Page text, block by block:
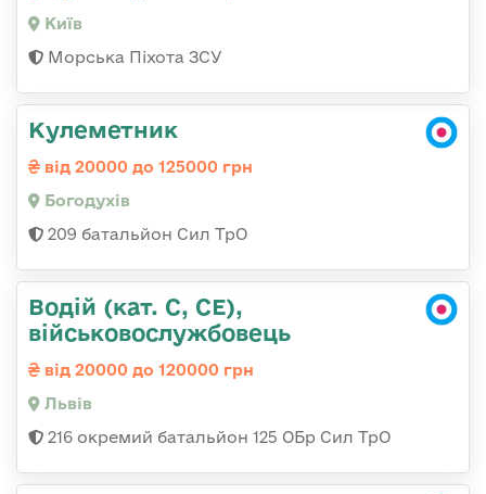
Київ
Морська Піхота ЗСУ
Кулеметник
від 20000 до 125000 грн
Богодухів
209 батальйон Сил ТрО
Водій (кат. С, СЕ),
військовослужбовець
від 20000 до 120000 грн
Львів
216 окремий батальйон 125 ОБр Сил ТрО